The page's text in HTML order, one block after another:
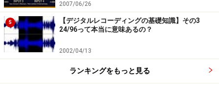
2007/06/26
5
【デジタルレコーディングの基礎知識】その3
24/96って本当に意味あるの？
2002/04/13
ランキングをもっと見る